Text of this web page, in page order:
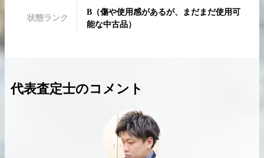
高く売るためのポイントを徹底解説
状態ランク
B （傷や使用感があるが、まだまだ使用可
能な中古品）
代表査定士のコメント